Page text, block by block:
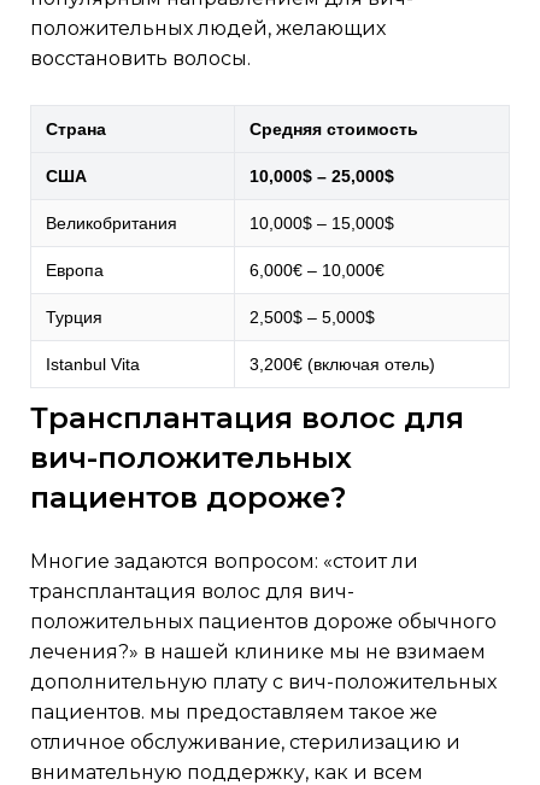
положительных людей, желающих
восстановить волосы.
Страна Средняя стоимость
США 10,000$ – 25,000$
Великобритания 10,000$ – 15,000$
Европа 6,000€ – 10,000€
Турция 2,500$ – 5,000$
Istanbul Vita 3,200€ (включая отель)
трансплантация волос для
вич-положительных
пациентов дороже?
многие задаются вопросом: «стоит ли
трансплантация волос для вич-
положительных пациентов дороже обычного
лечения?» в нашей клинике мы не взимаем
дополнительную плату с вич-положительных
пациентов. мы предоставляем такое же
отличное обслуживание, стерилизацию и
внимательную поддержку, как и всем